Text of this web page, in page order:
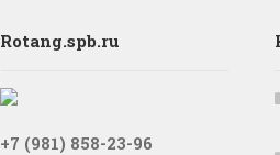
Rotang.spb.ru
+7 (981) 858-23-96